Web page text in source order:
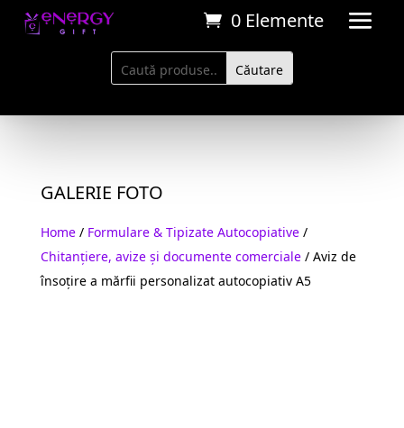
0 Elemente
GALERIE FOTO
Home/ Formulare & Tipizate Autocopiative/
Chitanțiere, avize și documente comerciale/ Aviz de
însoțire a mărfii personalizat autocopiativ A5